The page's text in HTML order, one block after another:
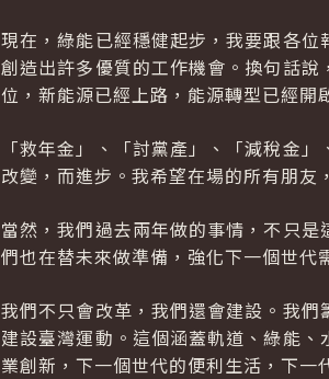
現在，綠能已經穩健起步，我要跟各
創造出許多優質的工作機會。換句話
位，新能源已經上路，能源轉型已經開
「救年金」、「討黨產」、「減稅金
改變，而進步。我希望在場的所有朋友
當然，我們過去兩年做的事情，不只
們也在替未來做準備，強化下一個世代
我們不只會改革，我們還會建設。我
建設臺灣運動。這個涵蓋軌道、綠能
業創新，下一個世代的便利生活，下一